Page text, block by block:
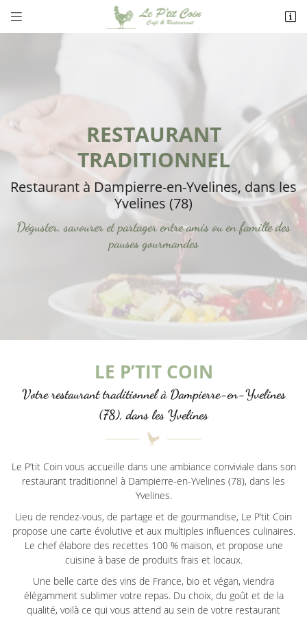
 
Adresse email de réception
En cochant cette case, vous consentez à recevoir nos propositions commerciales à
l'adresse email indiqué ci-dessus. Vous pouvez vous désinscrire à tout moment en
INSCRIPTION
RESTAURANT
TRADITIONNEL
Restaurant à Dampierre-en-Yvelines, dans les
Yvelines (78)
Déguster, savourer et partager entre amis ou en famille des
pauses gourmandes
LE P’TIT COIN
Votre restaurant traditionnel à Dampierre-en-Yvelines
(78), dans les Yvelines
Le P’tit Coin vous accueille dans une ambiance conviviale dans son
restaurant traditionnel à Dampierre-en-Yvelines (78), dans les
Yvelines.
Lieu de rendez-vous, de partage et de gourmandise, Le P’tit Coin
propose une carte évolutive et aux multiples influences culinaires.
Le chef élabore des recettes 100 % maison, et propose une
cuisine à base de produits frais et locaux.
Une belle carte des vins de France, bio et végan, viendra
élégamment sublimer votre repas. Du choix, du goût et de la
qualité, voilà ce qui vous attend au sein de votre restaurant